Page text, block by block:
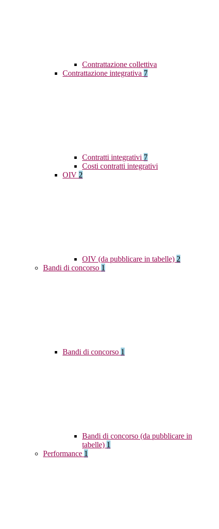
Contrattazione collettiva
Contrattazione integrativa 7
Contratti integrativi 7
Costi contratti integrativi
OIV 2
OIV (da pubblicare in tabelle) 2
Bandi di concorso 1
Bandi di concorso 1
Bandi di concorso (da pubblicare in
tabelle) 1
Performance 1